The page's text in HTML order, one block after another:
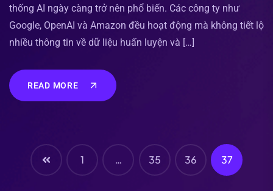
thống AI ngày càng trở nên phổ biến. Các công ty như
Google, OpenAI và Amazon đều hoạt động mà không tiết lộ
nhiều thông tin về dữ liệu huấn luyện và […]
READ MORE
1 … 35 36 37